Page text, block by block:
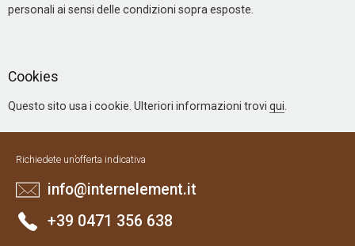
personali ai sensi delle condizioni sopra esposte.
Cookies
Questo sito usa i cookie. Ulteriori informazioni trovi qui
Richiedete un’offerta indicativa
info@internelement.it
+39 0471 356 638